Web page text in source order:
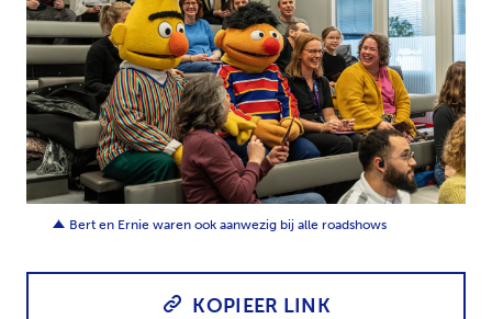
PNG
Bert en Ernie waren ook aanwezig bij alle roadshows
KOPIEER LINK